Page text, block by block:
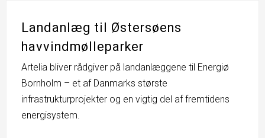
Landanlæg til Østersøens
havvindmølleparker
Artelia bliver rådgiver på landanlæggene til Energiø
Bornholm – et af Danmarks største
infrastrukturprojekter og en vigtig del af fremtidens
energisystem.